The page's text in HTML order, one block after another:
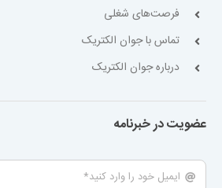
فرصت‌های شغلی
تماس با جوان الکتریک
درباره جوان الکتریک
عضویت در خبرنامه